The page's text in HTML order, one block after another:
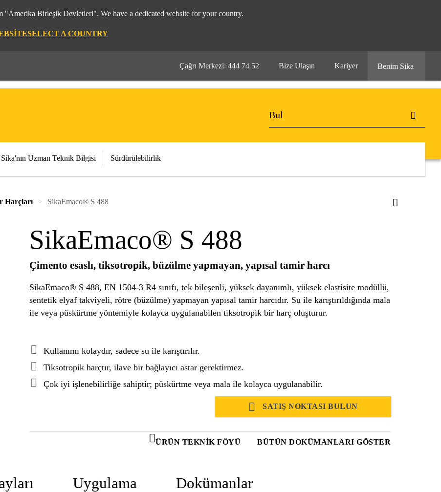
"Amerika Birleşik Devletleri". We have a dedicated website for your country.
SELECT A COUNTRY
Çağrı Merkezi: 444 74 52 Bize Ulaşın Kariyer Benim Sika
Sika'nın Uzman Teknik Bilgisi Sürdürülebilirlik
Harçları SikaEmaco® S 488
SikaEmaco® S 488
Çimento esaslı, tiksotropik, büzülme yapmayan, yapısal tamir harcı
SikaEmaco® S 488, EN 1504-3 R4 sınıfı, tek bileşenli, yüksek dayanımlı, yüksek elastisite modüllü,
sentetik elyaf takviyeli, rötre (büzülme) yapmayan yapısal tamir harcıdır. Su ile karıştırıldığında mala
ile veya püskürtme yöntemiyle kolayca uygulanabilen tiksotropik bir harç oluşturur.
Kullanımı kolaydır, sadece su ile karıştırılır.
Tiksotropik harçtır, ilave bir bağlayıcı astar gerektirmez.
Çok iyi işlenebilirliğe sahiptir; püskürtme veya mala ile kolayca uygulanabilir.
SATIŞ NOKTASI BULUN
ÜRÜN TEKNIK FÖYÜ BÜTÜN DOKÜMANLARI GÖSTER
Uygulama Dokümanlar